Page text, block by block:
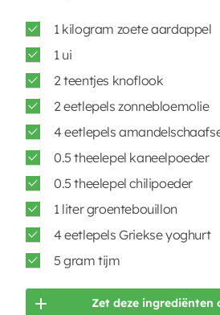
1 kilogram zoete aardappel
1 ui
2 teentjes knoflook
2 eetlepels zonnebloemolie
4 eetlepels
0.5 theelepel kaneelpoeder
0.5 theelepel chilipoeder
1 liter groentebouillon
4 eetlepels Griekse yoghurt
5 gram tijm
Zet deze ingrediënten